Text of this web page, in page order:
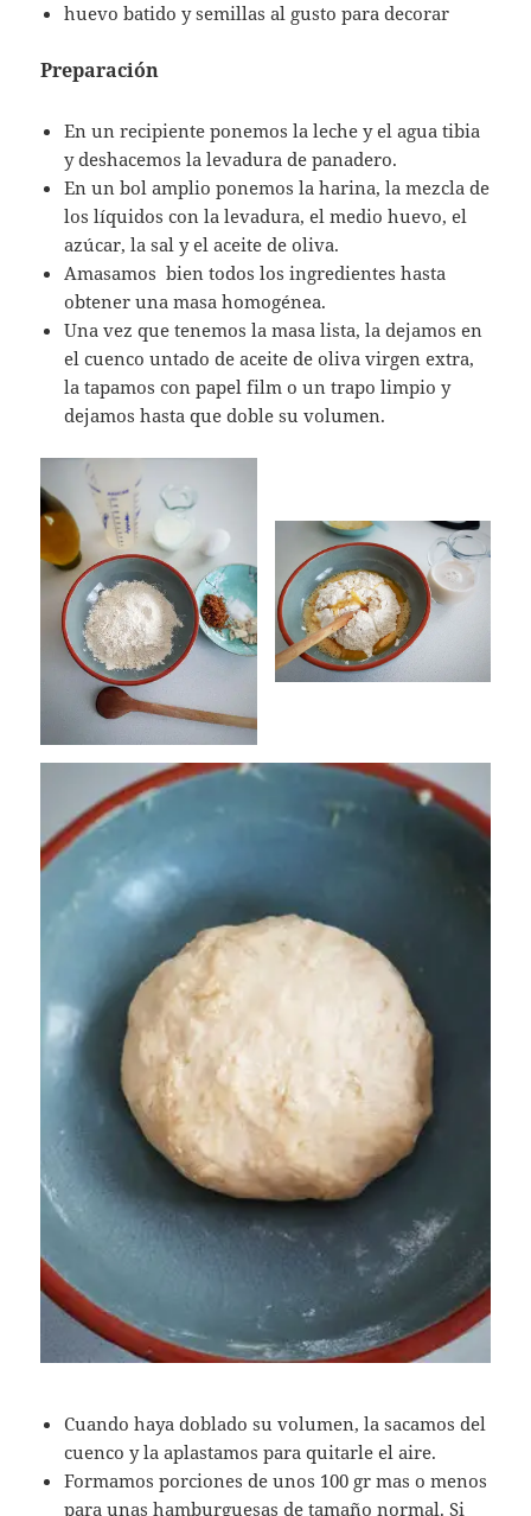
huevo batido y semillas al gusto para decorar
Preparación
En un recipiente ponemos la leche y el agua tibia
y deshacemos la levadura de panadero.
En un bol amplio ponemos la harina, la mezcla de
los líquidos con la levadura, el medio huevo, el
azúcar, la sal y el aceite de oliva.
Amasamos bien todos los ingredientes hasta
obtener una masa homogénea.
Una vez que tenemos la masa lista, la dejamos en
el cuenco untado de aceite de oliva virgen extra,
la tapamos con papel film o un trapo limpio y
dejamos hasta que doble su volumen.
Cuando haya doblado su volumen, la sacamos del
cuenco y la aplastamos para quitarle el aire.
Formamos porciones de unos 100 gr mas o menos
para unas hamburguesas de tamaño normal. Si